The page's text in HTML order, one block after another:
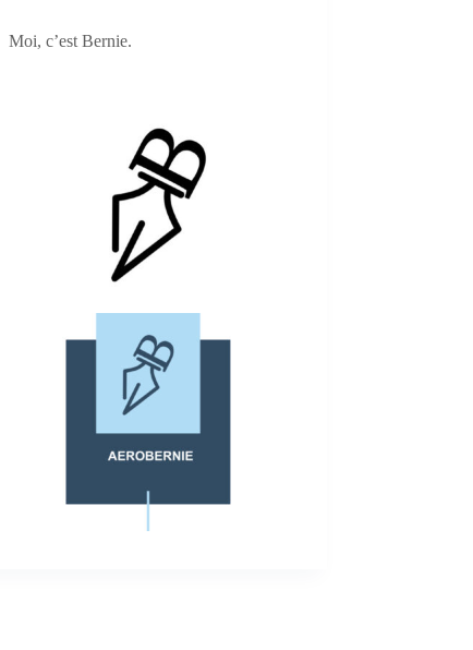
Moi, c’est Bernie.